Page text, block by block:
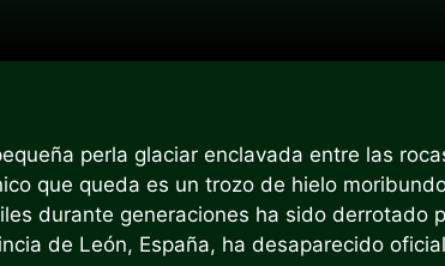
perla glaciar enclavada entre las
que queda es un trozo de hielo
durante generaciones ha sido derrotado
de León, España, ha desaparecido